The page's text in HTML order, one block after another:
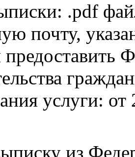
.pdf
почту,
услуги: от
из